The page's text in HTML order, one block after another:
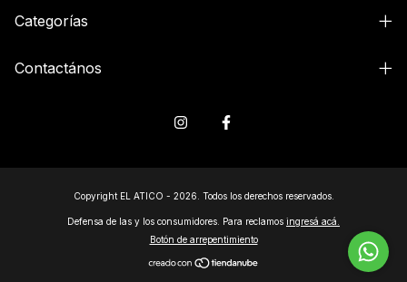
Categorías
Contactános
Copyright EL ATICO - 2026. Todos los derechos reservados.
Defensa de las y los consumidores. Para reclamos ingresá acá.
Botón de arrepentimiento